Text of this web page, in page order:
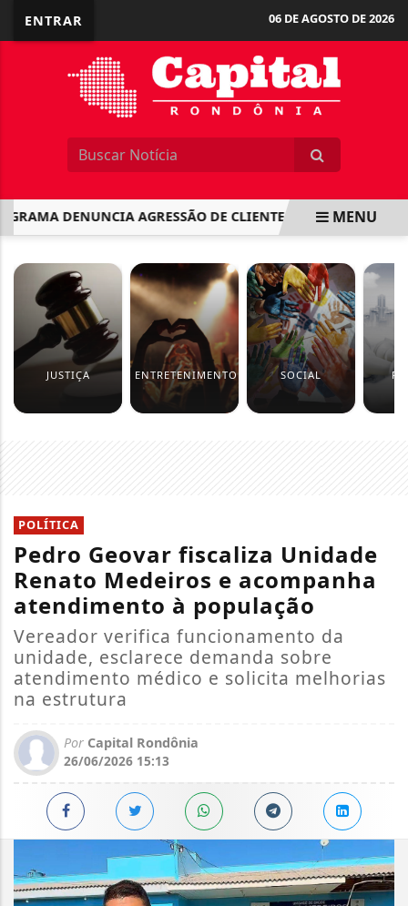
ENTRAR 06 DE AGOSTO DE 2026
DENUNCIA AGRESSÃO DE CLIENTE APÓS TAPA NAS
MENU
JUSTIÇA ENTRETENIMENTO SOCIAL
POLÍTICA
Pedro Geovar fiscaliza Unidade
Renato Medeiros e acompanha
atendimento à população
Vereador verifica funcionamento da
unidade, esclarece demanda sobre
atendimento médico e solicita melhorias
na estrutura
Por Capital Rondônia
26/06/2026 15:13